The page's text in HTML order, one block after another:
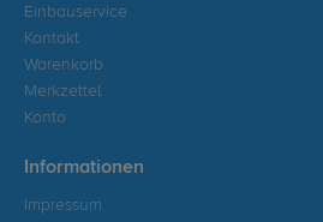
Einbauservice
Kontakt
Warenkorb
Merkzettel
Konto
Informationen
Impressum